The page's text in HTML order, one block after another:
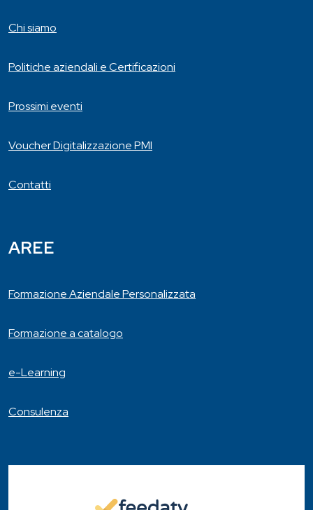
Chi siamo
Politiche aziendali e Certificazioni
Prossimi eventi
Voucher Digitalizzazione PMI
Contatti
AREE
Formazione Aziendale Personalizzata
Formazione a catalogo
e-Learning
Consulenza